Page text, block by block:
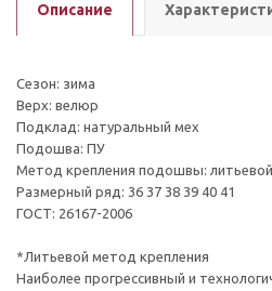
Описание
Сезон: зима
Верх: велюр
Подклад: натуральный мех
Подошва: ПУ
Метод крепления подошвы:
Размерный ряд: 36 37 38 39 40 41
ГОСТ: 26167-2006
*Литьевой метод крепления
Наиболее прогрессивный и